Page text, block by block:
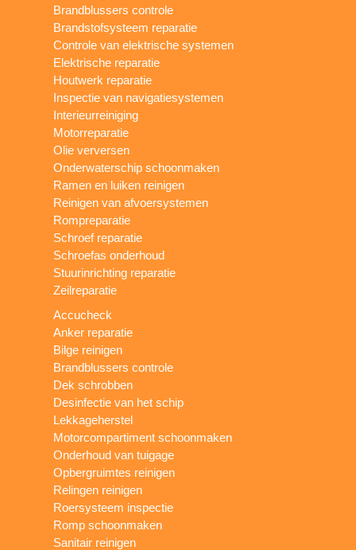
Brandblussers controle
Brandstofsysteem reparatie
Controle van elektrische systemen
Elektrische reparatie
Houtwerk reparatie
Inspectie van navigatiesystemen
Interieurreiniging
Motorreparatie
Olie verversen
Onderwaterschip schoonmaken
Ramen en luiken reinigen
Reinigen van afvoersystemen
Rompreparatie
Schroef reparatie
Schroefas onderhoud
Stuurinrichting reparatie
Zeilreparatie
Accucheck
Anker reparatie
Bilge reinigen
Brandblussers controle
Dek schrobben
Desinfectie van het schip
Lekkageherstel
Motorcompartiment schoonmaken
Onderhoud van tuigage
Opbergruimtes reinigen
Relingen reinigen
Roersysteem inspectie
Romp schoonmaken
Sanitair reinigen